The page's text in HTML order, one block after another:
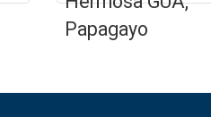
Papagayo